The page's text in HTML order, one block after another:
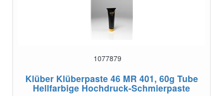
1077879
Klüber Klüberpaste 46 MR 401, 60g Tube
Hellfarbige Hochdruck-Schmierpaste